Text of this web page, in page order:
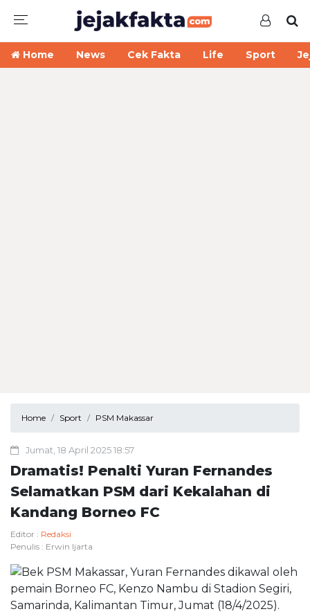
Home News Cek Fakta Life Sport
Home Sport PSM Makassar
Jumat, 18 April 2025 18:57
Dramatis! Penalti Yuran Fernandes
Selamatkan PSM dari Kekalahan di
Kandang Borneo FC
Editor : Redaksi
Penulis : Erwin Ijarta